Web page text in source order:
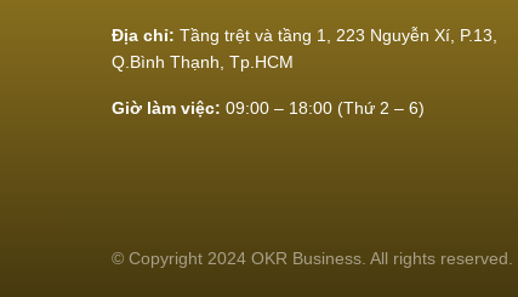
Địa chỉ: Tầng trệt và tầng 1, 223 Nguyễn Xí, P.13,
Q.Bình Thạnh, Tp.HCM
Giờ làm việc: 09:00 – 18:00 (Thứ 2 – 6)
© Copyright 2024 OKR Business. All rights reserved.